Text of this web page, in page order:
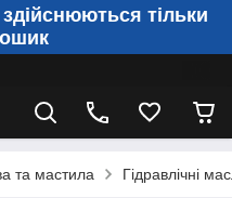
тільки
та мастила Гідравлічні